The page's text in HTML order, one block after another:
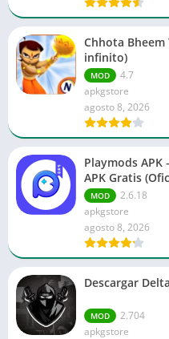
Chhota Bheem
infinito)
MOD
4.7
apkgstore
agosto 8, 2026
Playmods APK
APK Gratis
MOD
2.6.18
apkgstore
agosto 8, 2026
Descargar
MOD
2.704
apkgstore